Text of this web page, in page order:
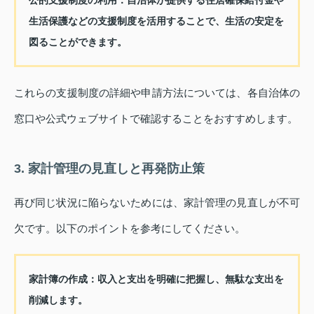
生活保護などの支援制度を活用することで、生活の安定を
図ることができます。
これらの支援制度の詳細や申請方法については、各自治体の
窓口や公式ウェブサイトで確認することをおすすめします。
3. 家計管理の見直しと再発防止策
再び同じ状況に陥らないためには、家計管理の見直しが不可
欠です。以下のポイントを参考にしてください。
家計簿の作成： 収入と支出を明確に把握し、無駄な支出を
削減します。